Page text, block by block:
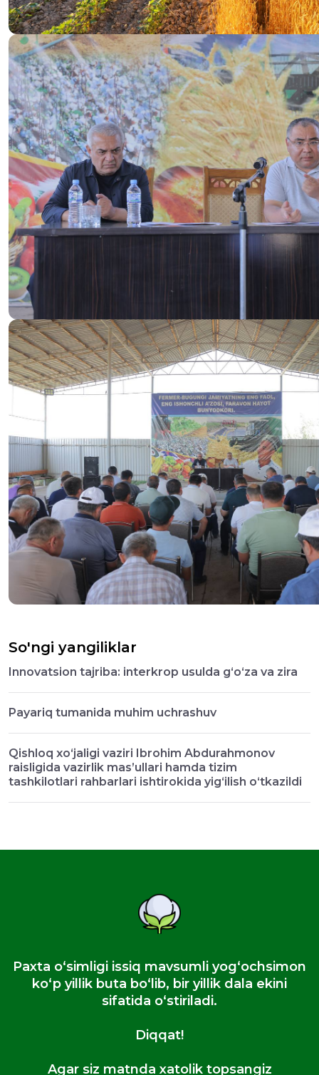
So'ngi yangiliklar
Innovatsion tajriba: interkrop usulda g‘o‘za va zira
Payariq tumanida muhim uchrashuv
Qishloq xo‘jaligi vaziri Ibrohim Abdurahmonov
raisligida vazirlik mas’ullari hamda tizim
tashkilotlari rahbarlari ishtirokida yig‘ilish o‘tkazildi
Paxta oʻsimligi issiq mavsumli yogʻochsimon
koʻp yillik buta boʻlib, bir yillik dala ekini
sifatida oʻstiriladi.
Diqqat!
Agar siz matnda xatolik topsangiz